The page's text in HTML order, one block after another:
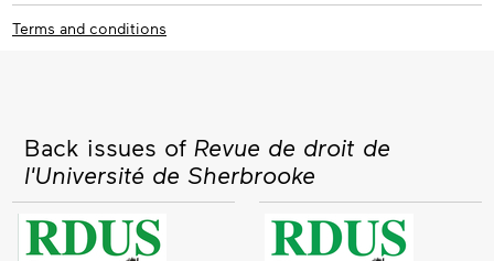
Terms and conditions
Back issues of Revue de droit de
l'Université de Sherbrooke